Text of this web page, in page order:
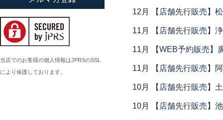
12月 【店舗先行販売】
11月 【店舗先行販売】
11月 【WEB予約販売】
11月 【店舗先行販売】
10月 【店舗先行販売】
10月 【店舗先行販売】
小倉広太郎
岡田直人
岡野達也
岡本修
小川佳子
当店でのお客様の個人情報はJPRSのSSL
により保護しております。